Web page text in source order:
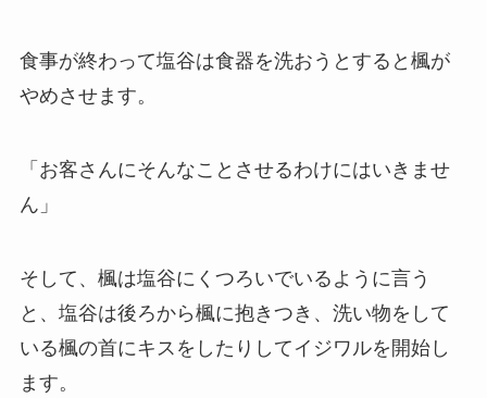
食事が終わって塩谷は食器を洗おうとすると楓が
やめさせます。
「お客さんにそんなことさせるわけにはいきませ
ん」
そして、楓は塩谷にくつろいでいるように言う
と、塩谷は後ろから楓に抱きつき、洗い物をして
いる楓の首にキスをしたりしてイジワルを開始し
ます。